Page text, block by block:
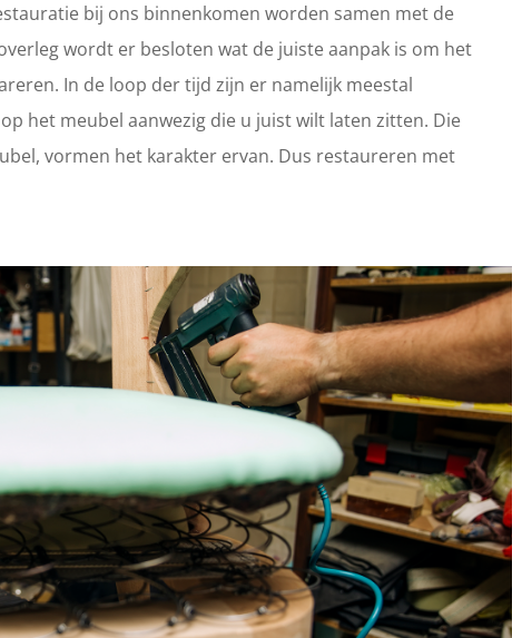
bij ons binnenkomen worden samen met de
wordt er besloten wat de juiste aanpak is om het
In de loop der tijd zijn er namelijk meestal
het meubel aanwezig die u juist wilt laten zitten. Die
vormen het karakter ervan. Dus restaureren met